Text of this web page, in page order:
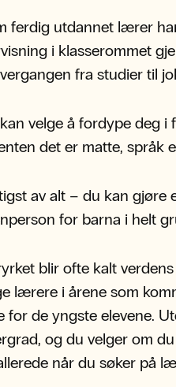
ferdig utdannet lærer
i klasserommet
fra studier til
velge å fordype deg
det er matte, språk
av alt – du kan
for barna i helt
blir ofte kalt
lærere i årene som
for de yngste elevene.
og du velger om du
når du søker på